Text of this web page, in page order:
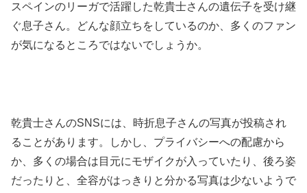
スペインのリーガで活躍した乾貴士さんの遺伝子を受け継
ぐ息子さん。どんな顔立ちをしているのか、多くのファン
が気になるところではないでしょうか。
乾貴士さんのSNSには、時折息子さんの写真が投稿され
ることがあります。しかし、プライバシーへの配慮から
か、多くの場合は目元にモザイクが入っていたり、後ろ姿
だったりと、全容がはっきりと分かる写真は少ないようで